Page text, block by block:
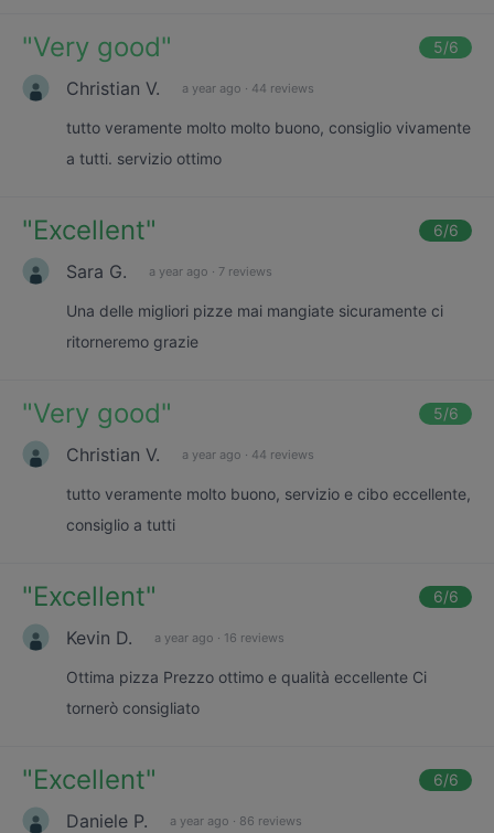
"Very good" 5/6
Christian V. a year ago · 44 reviews
tutto veramente molto molto buono, consiglio vivamente
a tutti. servizio ottimo
"Excellent" 6/6
Sara G. a year ago · 7 reviews
Una delle migliori pizze mai mangiate sicuramente ci
ritorneremo grazie
"Very good" 5/6
Christian V. a year ago · 44 reviews
tutto veramente molto buono, servizio e cibo eccellente,
consiglio a tutti
"Excellent" 6/6
Kevin D. a year ago · 16 reviews
Ottima pizza Prezzo ottimo e qualità eccellente Ci
tornerò consigliato
"Excellent" 6/6
Daniele P. a year ago · 86 reviews